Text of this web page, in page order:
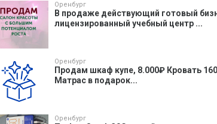
Оренбург
В продаже действующий готовый
лицензированный учебный центр ...
Оренбург
Продам шкаф купе, 8.000₽ Кровать
Матрас в подарок...
Оренбург